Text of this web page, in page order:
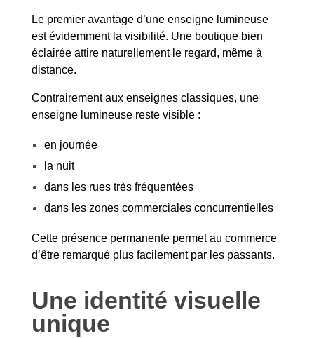
Le premier avantage d’une enseigne lumineuse
est évidemment la visibilité. Une boutique bien
éclairée attire naturellement le regard, même à
distance.
Contrairement aux enseignes classiques, une
enseigne lumineuse reste visible :
en journée
la nuit
dans les rues très fréquentées
dans les zones commerciales concurrentielles
Cette présence permanente permet au commerce
d’être remarqué plus facilement par les passants.
Une identité visuelle
unique